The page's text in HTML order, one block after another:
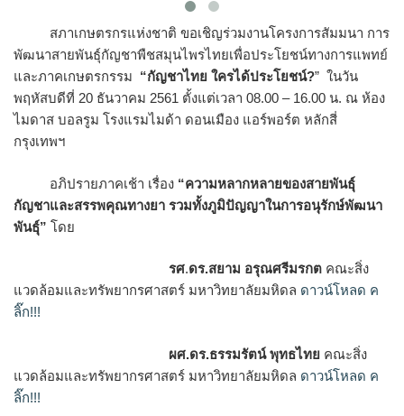
สภาเกษตรกรแห่งชาติ ขอเชิญร่วมงานโครงการสัมมนา การ
พัฒนาสายพันธุ์กัญชาพืชสมุนไพรไทยเพื่อประโยชน์ทางการแพทย์
และภาคเกษตรกรรม “กัญชาไทย ใครได้ประโยชน์?” ในวัน
พฤหัสบดีที่ 20 ธันวาคม 2561 ตั้งแต่เวลา 08.00 – 16.00 น. ณ ห้อง
ไมดาส บอลรูม โรงแรมไมด้า ดอนเมือง แอร์พอร์ต หลักสี่
กรุงเทพฯ
อภิปรายภาคเช้า เรื่อง “ความหลากหลายของสายพันธุ์
กัญชาและสรรพคุณทางยา รวมทั้งภูมิปัญญาในการอนุรักษ์พัฒนา
พันธุ์” โดย
รศ.ดร.สยาม อรุณศรีมรกต คณะสิ่ง
แวดล้อมและทรัพยากรศาสตร์ มหาวิทยาลัยมหิดล ดาวน์โหลด ค
ลิ๊ก!!!
ผศ.ดร.ธรรมรัตน์ พุทธไทย คณะสิ่ง
แวดล้อมและทรัพยากรศาสตร์ มหาวิทยาลัยมหิดล ดาวน์โหลด ค
ลิ๊ก!!!